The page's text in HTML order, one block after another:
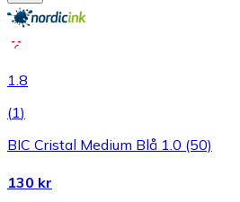
1.8
(1)
BIC Cristal Medium Blå 1.0 (50)
130 kr